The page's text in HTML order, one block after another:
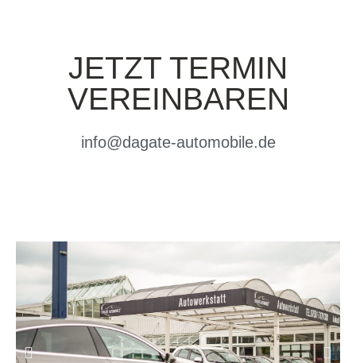
JETZT TERMIN
VEREINBAREN
info@dagate-automobile.de